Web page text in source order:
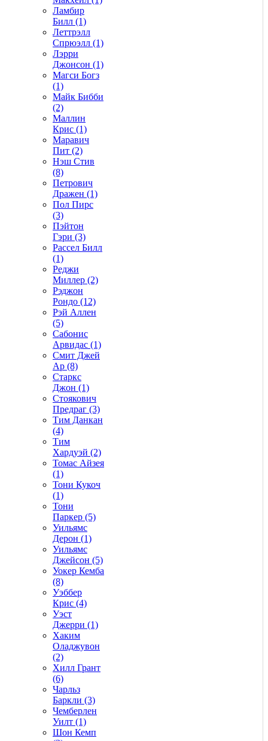
Ламбир
Билл (1)
Леттрэлл
Спрюэлл (1)
Лэрри
Джонсон (1)
Магси Богз
(1)
Майк Бибби
(2)
Маллин
Крис (1)
Маравич
Пит (2)
Нэш Стив
(8)
Петрович
Дражен (1)
Пол Пирс
(3)
Пэйтон
Гэри (3)
Рассел Билл
(1)
Реджи
Миллер (2)
Рэджон
Рондо (12)
Рэй Аллен
(5)
Сабонис
Арвидас (1)
Смит Джей
Ар (8)
Старкс
Джон (1)
Стоякович
Предраг (3)
Тим Данкан
(4)
Тим
Хардуэй (2)
Томас Айзея
(1)
Тони Кукоч
(1)
Тони
Паркер (5)
Уильямс
Дерон (1)
Уильямс
Джейсон (5)
Уокер Кемба
(8)
Уэббер
Крис (4)
Уэст
Джерри (1)
Хаким
Оладжувон
(2)
Хилл Грант
(6)
Чарльз
Баркли (3)
Чемберлен
Уилт (1)
Шон Кемп